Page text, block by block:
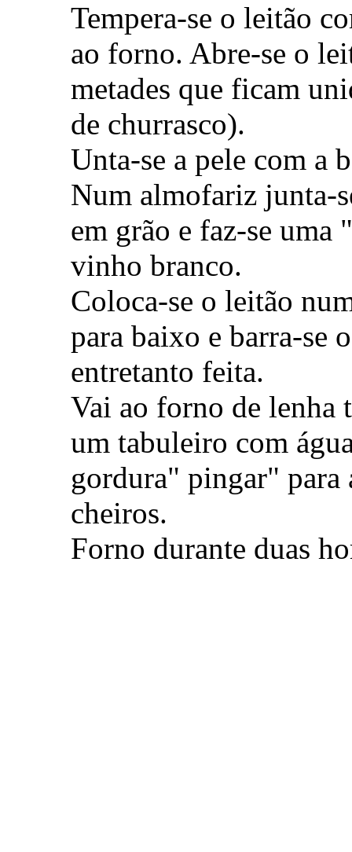
Tempera-se o leitão
ao forno. Abre-se o
metades que ficam
de churrasco).
Unta-se a pele com a
Num almofariz junta-
em grão e faz-se uma
vinho branco.
Coloca-se o leitão
para baixo e barra-se
entretanto feita.
Vai ao forno de lenha
um tabuleiro com
gordura" pingar" para
cheiros.
Forno durante duas